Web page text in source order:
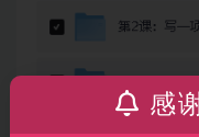
感